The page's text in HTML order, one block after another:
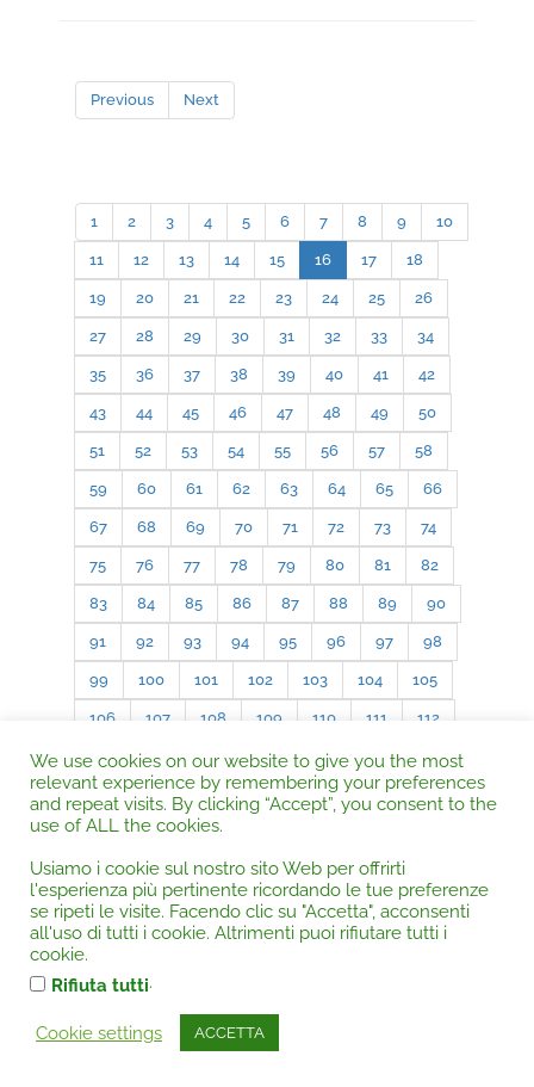
Previous Next
1 2 3 4 5 6 7 8 9 10
11 12 13 14 15 16 17 18
19 20 21 22 23 24 25 26
27 28 29 30 31 32 33 34
35 36 37 38 39 40 41 42
43 44 45 46 47 48 49 50
51 52 53 54 55 56 57 58
59 60 61 62 63 64 65 66
67 68 69 70 71 72 73 74
75 76 77 78 79 80 81 82
83 84 85 86 87 88 89 90
91 92 93 94 95 96 97 98
99 100 101 102 103 104 105
106 107 108 109 110 111 112
113 114 115 116 117 118 119
120 121 122 123 124 125 126
127 128 129
« Older Entries
We use cookies on our website to give you the most
relevant experience by remembering your preferences
and repeat visits. By clicking “Accept”, you consent to the
use of ALL the cookies.
Usiamo i cookie sul nostro sito Web per offrirti
l'esperienza più pertinente ricordando le tue preferenze
se ripeti le visite. Facendo clic su "Accetta", acconsenti
all'uso di tutti i cookie. Altrimenti puoi rifiutare tutti i
cookie.
Rifiuta tutti.
Cookie settings ACCETTA